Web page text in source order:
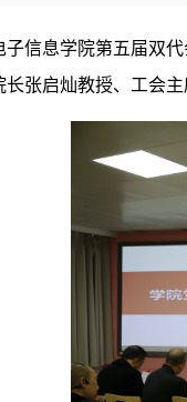
子信息学院第五届双
张启灿教授、工会